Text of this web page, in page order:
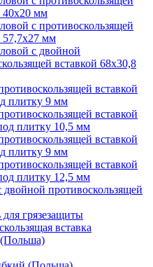
40х20 мм
с противоскользящей
57,7х27 мм
с двойной
вставкой 68х30,8
вставкой
плитку 9 мм
вставкой
плитку 10,5 мм
вставкой
плитку 9 мм
вставкой
плитку 12,5 мм
противоскользящей
грязезащиты
вставка